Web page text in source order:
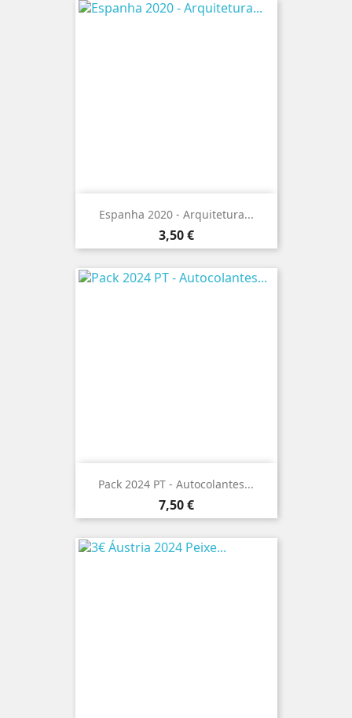
Espanha 2020 - Arquitetura...
Preço
3,50 €
Pack 2024 PT - Autocolantes...
Preço
7,50 €